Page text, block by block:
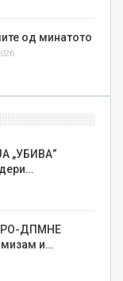
од минатото
„УБИВА“
ДПМНЕ
и…